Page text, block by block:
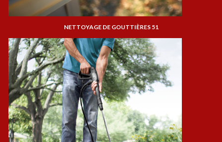
NETTOYAGE DE GOUTTIÈRES 51